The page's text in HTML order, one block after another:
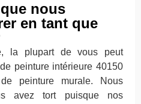
nous
en tant que
la plupart de vous peut
peinture intérieure 40150
peinture murale. Nous
avez tort puisque nos